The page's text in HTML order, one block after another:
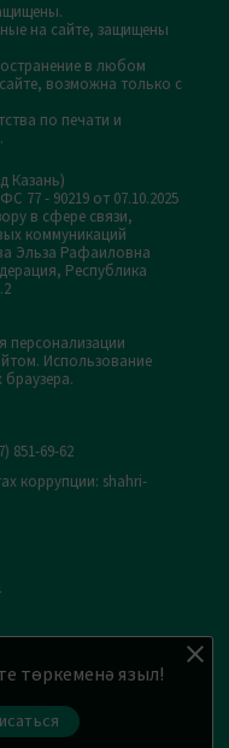
төркеменә языл!
на сайте, защищены
в любом
возможна только с
по печати и
Казань)
77 - 90219 от 07.10.2025
в сфере связи,
коммуникаций
Эльза Рафаиловна
Республика
персонализации
Использование
851-69-62
коррупции: shahri-